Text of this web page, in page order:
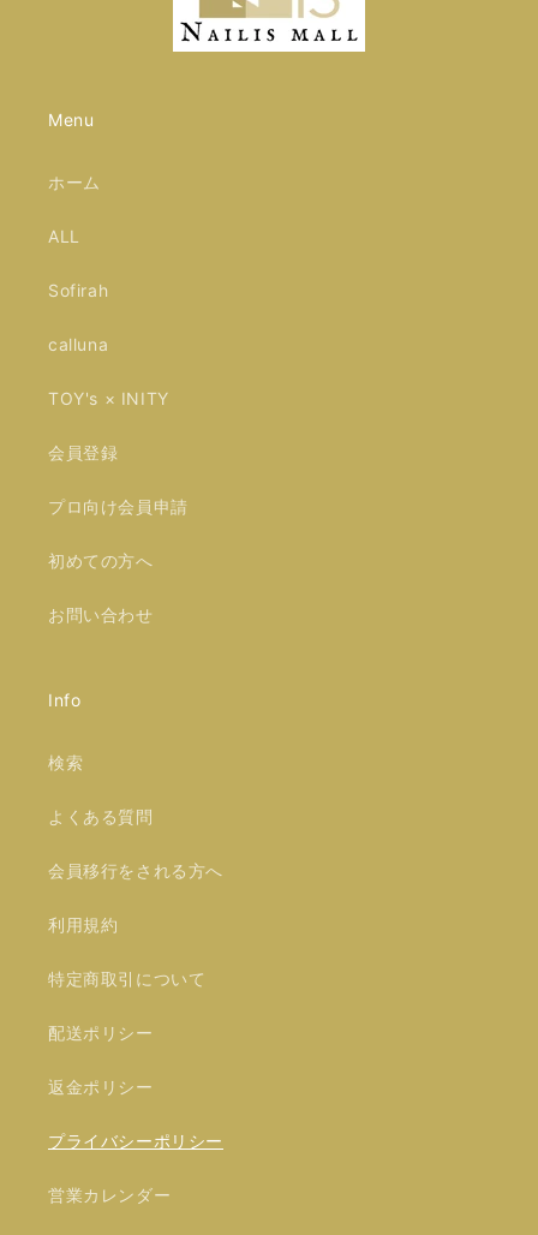
Menu
ホーム
ALL
Sofirah
calluna
TOY's × INITY
会員登録
プロ向け会員申請
初めての方へ
お問い合わせ
Info
検索
よくある質問
会員移行をされる方へ
利用規約
特定商取引について
配送ポリシー
返金ポリシー
プライバシーポリシー
営業カレンダー